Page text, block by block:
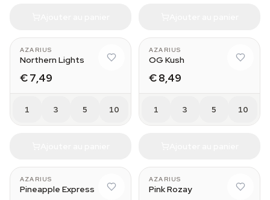
AZARIUS
Northern Lights
€ 7,49
1 3 5 10
AZARIUS
OG Kush
€ 8,49
1 3 5 10
AZARIUS
Pineapple Express
AZARIUS
Pink Rozay